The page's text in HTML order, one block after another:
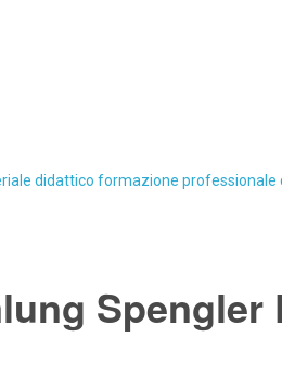
didattico formazione professionale
Spengler